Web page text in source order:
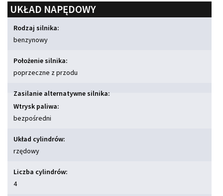
UKŁAD NAPĘDOWY
Rodzaj silnika:
benzynowy
Położenie silnika:
poprzeczne z przodu
Zasilanie alternatywne silnika:
Wtrysk paliwa:
bezpośredni
Układ cylindrów:
rzędowy
Liczba cylindrów:
4